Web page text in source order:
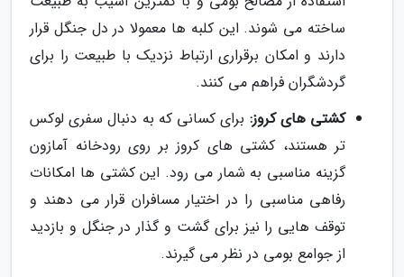
ساخته می شوند. این کلبه ها معمولا در دل جنگل قرار
دارند و امکان برقراری ارتباط نزدیک با طبیعت را برای
گردشگران فراهم می کنند.
کشتی های کروز: برای کسانی که به دنبال سفری لوکس
تر هستند، کشتی های کروز بر روی رودخانه آمازون
گزینه مناسبی به شمار می رود. این کشتی ها امکانات
رفاهی مناسبی را در اختیار مسافران قرار می دهند و
توقف هایی را نیز برای گشت و گذار در جنگل و بازدید
از جوامع بومی در نظر می گیرند.